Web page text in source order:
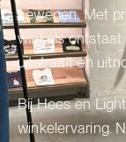
bewegen. Met
winkels ontstaat
uitstraalt en
Bij Hees en
winkelervaring.